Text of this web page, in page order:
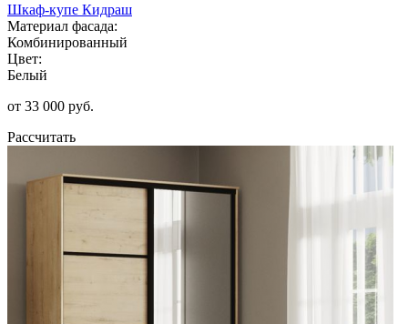
Шкаф-купе Кидраш
Материал фасада:
Комбинированный
Цвет:
Белый
от 33 000 руб.
Рассчитать